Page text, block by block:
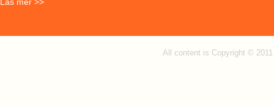
Läs mer >>
All content is Copyright ©